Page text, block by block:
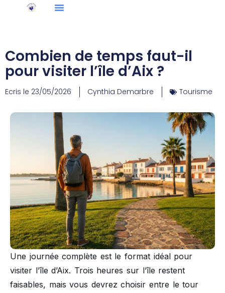
Combien de temps faut-il
pour visiter l’île d’Aix ?
Ecris le 23/05/2026 Cynthia Demarbre Tourisme
Une journée complète est le format idéal pour
visiter l’île d’Aix. Trois heures sur l’île restent
faisables, mais vous devrez choisir entre le tour